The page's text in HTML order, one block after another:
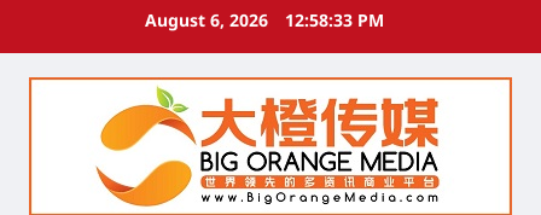
August 6, 2026 12:58:34 PM